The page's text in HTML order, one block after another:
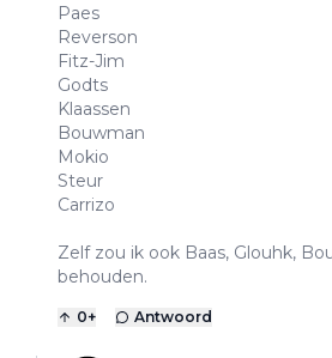
Paes
Reverson
Fitz-Jim
Godts
Klaassen
Bouwman
Mokio
Steur
Carrizo
Zelf zou ik ook Baas, Glouhk,
behouden.
0+ Antwoord